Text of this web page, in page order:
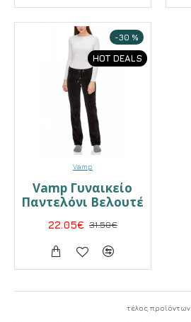
HOT DEALS
-30 %
Vamp
Vamp Γυναικείο
Παντελόνι Βελουτέ
22.05€ 31.50€
τέλος προϊόντων